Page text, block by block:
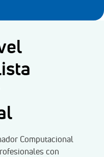
Computacional
con